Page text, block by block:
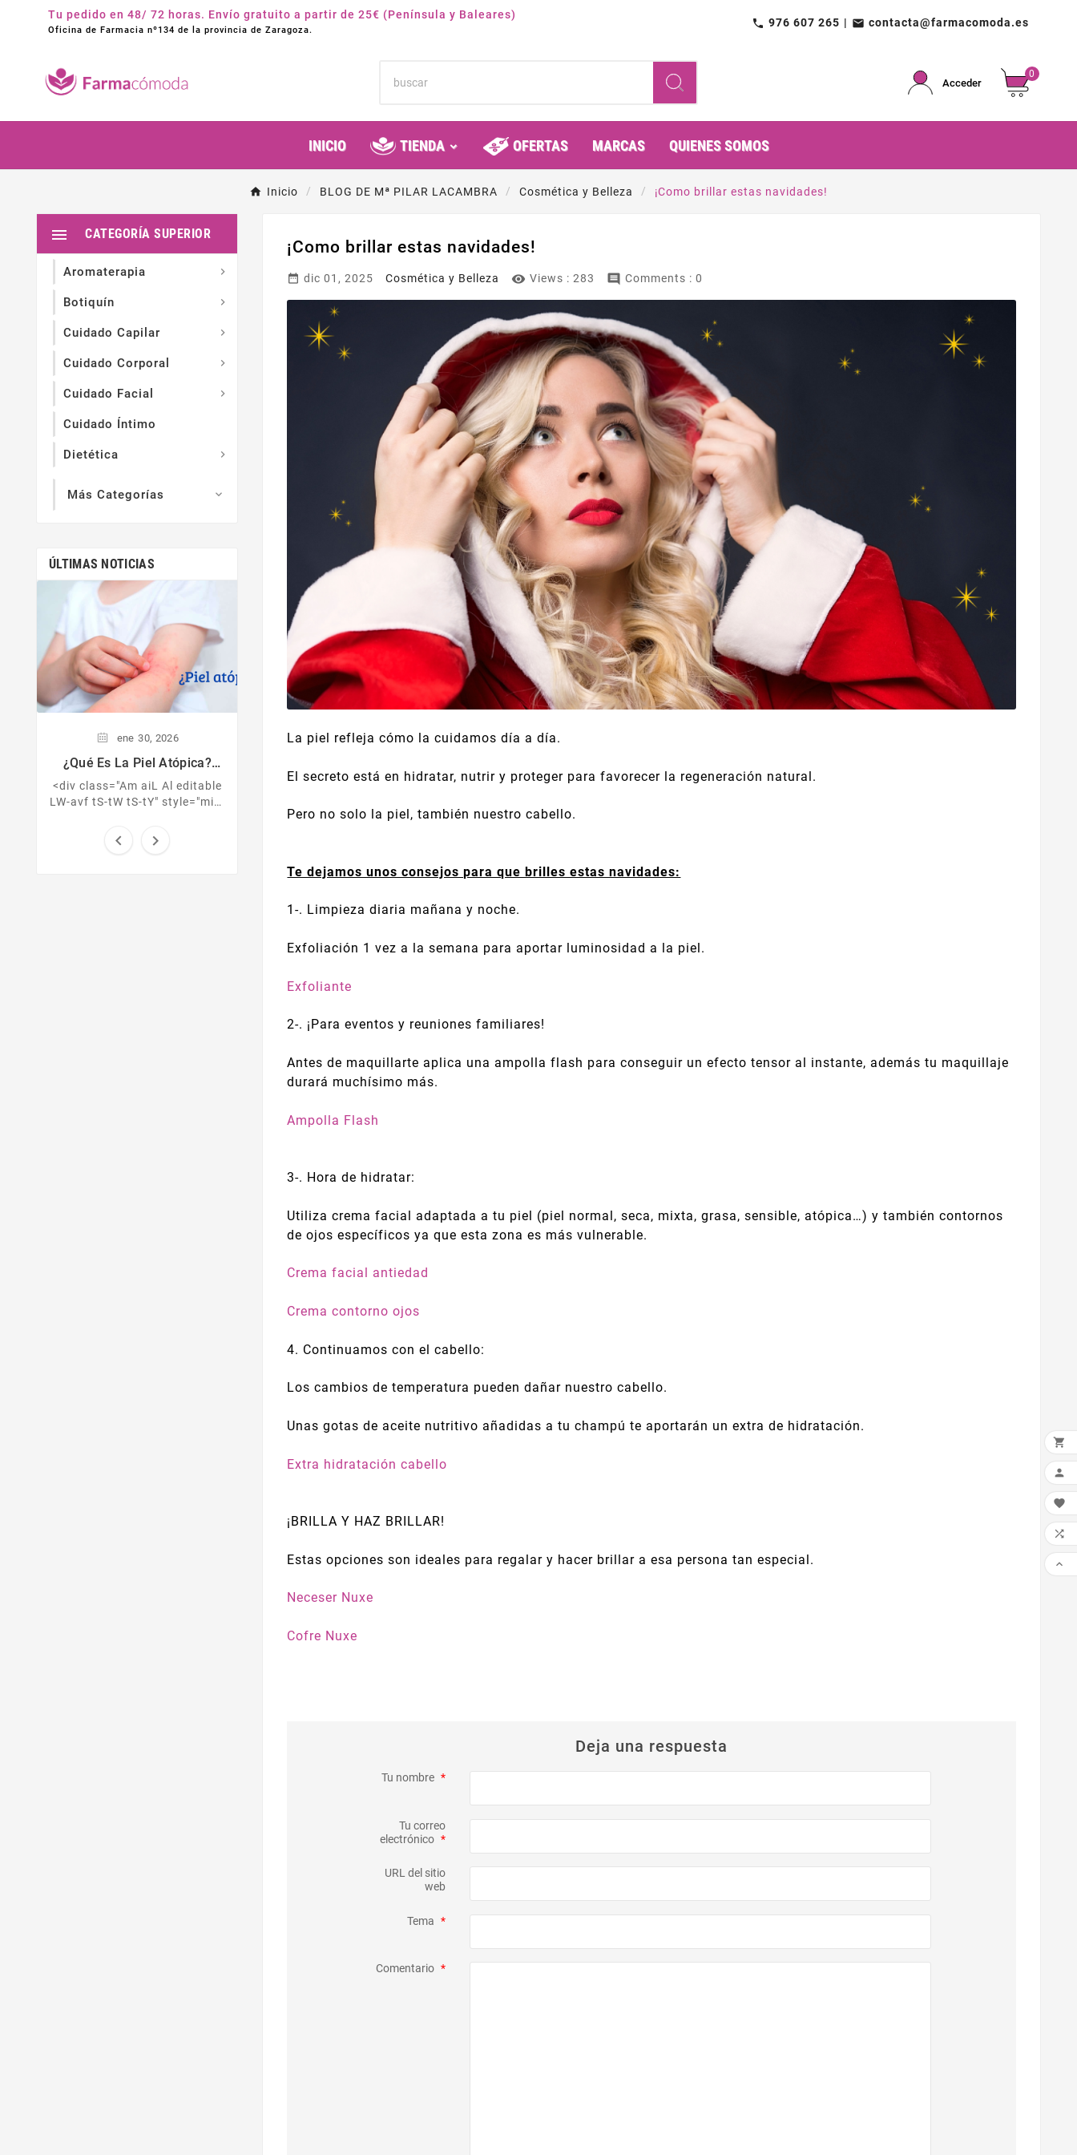
Tu pedido en 48/ 72 horas. Envío gratuito a partir de 25€ (Península y Baleares)
Oficina de Farmacia nº134 de la provincia de Zaragoza.
call 976 607 265 email contacta@farmacomoda.es
Acceder
0
INICIO TIENDA OFERTAS MARCAS QUIENES SOMOS
Inicio BLOG DE Mª PILAR LACAMBRA Cosmética y Belleza ¡Como brillar estas navidades!
CATEGORÍA SUPERIOR

Aromaterapia 
Botiquín 
Cuidado Capilar 
Cuidado Corporal 
Cuidado Facial 
Cuidado Íntimo
Dietética 
Más Categorías 
ÚLTIMAS NOTICIAS
ene 30, 2026
¿Qué Es La Piel Atópica?
<div class="Am aiL Al editable
LW-avf tS-tW tS-tY" style="min-
piel atópica?<br /></b><br
/>Es una enfermedad crónica
El Secreto De Un Sueño
Completo
<p>Dormir bien no es un lujo,
es una necesidad vital.</p>
<p>Un buen descanso
fortalece el sistema
de ánimo y mejora ...
dic 01,2025
¡Como Brillar Estas
Navidades!
<p>La piel refleja cómo la
cuidamos día a día.</p> <p>El
secreto está en hidratar, nutrir
y proteger para favorecer la
oct
Claves Para Una Higiene
Íntima Equilibrada
<p>La higiene íntima es la
clave para prevenir molestias
o mantener el equilibrio
natural de las zonas más
sep 2025
Tips Para La Caída Del
Cabello
<p>Una rutina diaria marca la
diferencia cuando se trata de
fortalecer tu cabello.</p>
<p>Más allá de las estaciones,
 
¡Como brillar estas navidades!
 dic 01, 2025 Cosmética y Belleza  Views : 283  Comments : 0
La piel refleja cómo la cuidamos día a día.
El secreto está en hidratar, nutrir y proteger para favorecer la regeneración natural.
Pero no solo la piel, también nuestro cabello.
Te dejamos unos consejos para que brilles estas navidades:
1-. Limpieza diaria mañana y noche.
Exfoliación 1 vez a la semana para aportar luminosidad a la piel.
Exfoliante
2-. ¡Para eventos y reuniones familiares!
Antes de maquillarte aplica una ampolla flash para conseguir un efecto tensor al instante, además tu maquillaje
durará muchísimo más.
Ampolla Flash
3-. Hora de hidratar:
Utiliza crema facial adaptada a tu piel (piel normal, seca, mixta, grasa, sensible, atópica…) y también contornos
de ojos específicos ya que esta zona es más vulnerable.
Crema facial antiedad
Crema contorno ojos
4. Continuamos con el cabello:
Los cambios de temperatura pueden dañar nuestro cabello.
Unas gotas de aceite nutritivo añadidas a tu champú te aportarán un extra de hidratación.
Extra hidratación cabello
¡BRILLA Y HAZ BRILLAR!
Estas opciones son ideales para regalar y hacer brillar a esa persona tan especial.
Neceser Nuxe
Cofre Nuxe
Deja una respuesta
Tu nombre *
Tu correo
electrónico *
URL del sitio
web
Tema *
Comentario *




